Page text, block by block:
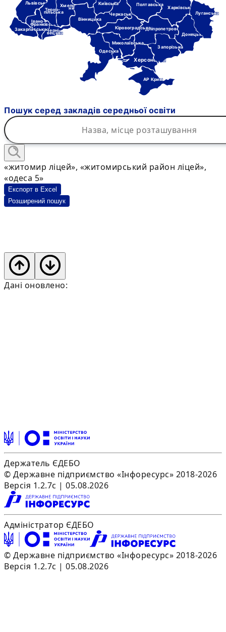
Черкаська
Черні-
вецька
Дніпропетровська
Донецька
Івано-
Франківська
Харківська
Херсонська
Хмель-
ницька
Кіровоградська
АР Крим
Київська
Луганська
Львівська
Миколаївська
Одеська
Полтавська
Терно-
пільська
Вінницька
Закарпатська
Запорізька
Пошук серед закладів середньої освіти
«житомир ліцей», «житомирський район ліцей»,
«одеса 5»
Експорт в Excel
Розширений пошук
Дані оновлено:
Держатель ЄДЕБО
© Державне підприємство «Інфоресурс» 2018-2026
Версія 1.2.7c | 05.08.2026
Адміністратор ЄДЕБО
© Державне підприємство «Інфоресурс» 2018-2026
Версія 1.2.7c | 05.08.2026